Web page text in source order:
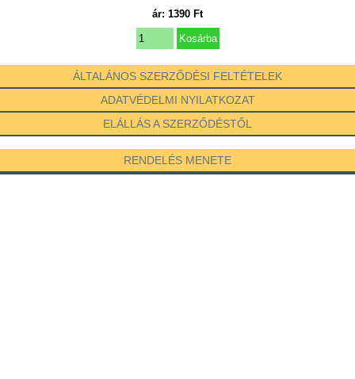
ár: 1390 Ft
ÁLTALÁNOS SZERZŐDÉSI FELTÉTELEK
ADATVÉDELMI NYILATKOZAT
ELÁLLÁS A SZERZŐDÉSTŐL
RENDELÉS MENETE